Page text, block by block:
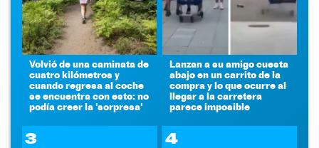
Volvió de una caminata de
cuatro kilómetros y
cuando regresa al coche
se encuentra con esto: no
podía creer la 'sorpresa'
Lanzan a su amigo cuesta
abajo en un carrito de la
compra y lo que ocurre al
llegar a la carretera
parece imposible
3 4